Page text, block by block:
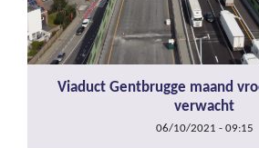
Viaduct Gentbrugge maand
verwacht
06/10/2021 - 09:15